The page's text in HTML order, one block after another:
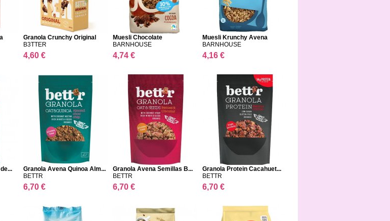
Granola Crunchy Original
B3TTER
4,60 €
Muesli Chocolate
KRUNCHY...
BARNHOUSE
4,74 €
Muesli Krunchy Avena
BARNHOUSE
4,16 €
Granola Avena Quinoa Alm...
BETTR
6,70 €
Granola Avena Semillas B...
BETTR
6,70 €
Granola Protein Cacahuet...
BETTR
6,70 €